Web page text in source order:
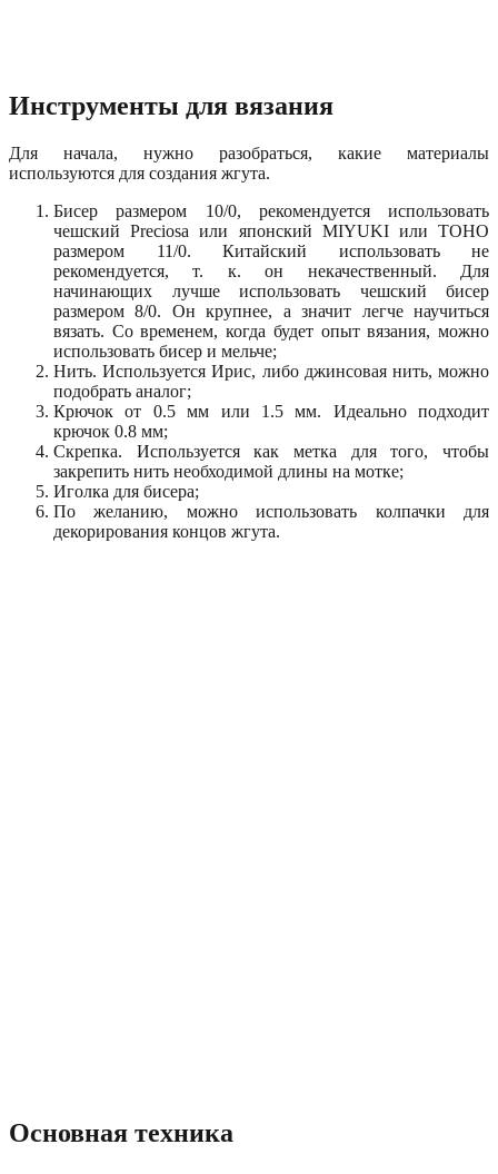
Инструменты для вязания
Для начала, нужно разобраться, какие материалы
используются для создания жгута.
Бисер размером 10/0, рекомендуется использовать
чешский Preciosa или японский MIYUKI или TOHO
размером 11/0. Китайский использовать не
рекомендуется, т. к. он некачественный. Для
начинающих лучше использовать чешский бисер
размером 8/0. Он крупнее, а значит легче научиться
вязать. Со временем, когда будет опыт вязания, можно
использовать бисер и мельче;
Нить. Используется Ирис, либо джинсовая нить, можно
подобрать аналог;
Крючок от 0.5 мм или 1.5 мм. Идеально подходит
крючок 0.8 мм;
Скрепка. Используется как метка для того, чтобы
закрепить нить необходимой длины на мотке;
Иголка для бисера;
По желанию, можно использовать колпачки для
декорирования концов жгута.
Основная техника